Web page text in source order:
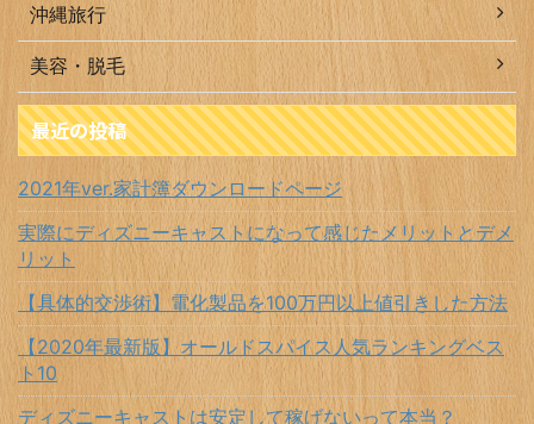
沖縄旅行
美容・脱毛
最近の投稿
2021年ver.家計簿ダウンロードページ
実際にディズニーキャストになって感じたメリットとデメ
リット
【具体的交渉術】電化製品を100万円以上値引きした方法
【2020年最新版】オールドスパイス人気ランキングベス
ト10
ディズニーキャストは安定して稼げないって本当？